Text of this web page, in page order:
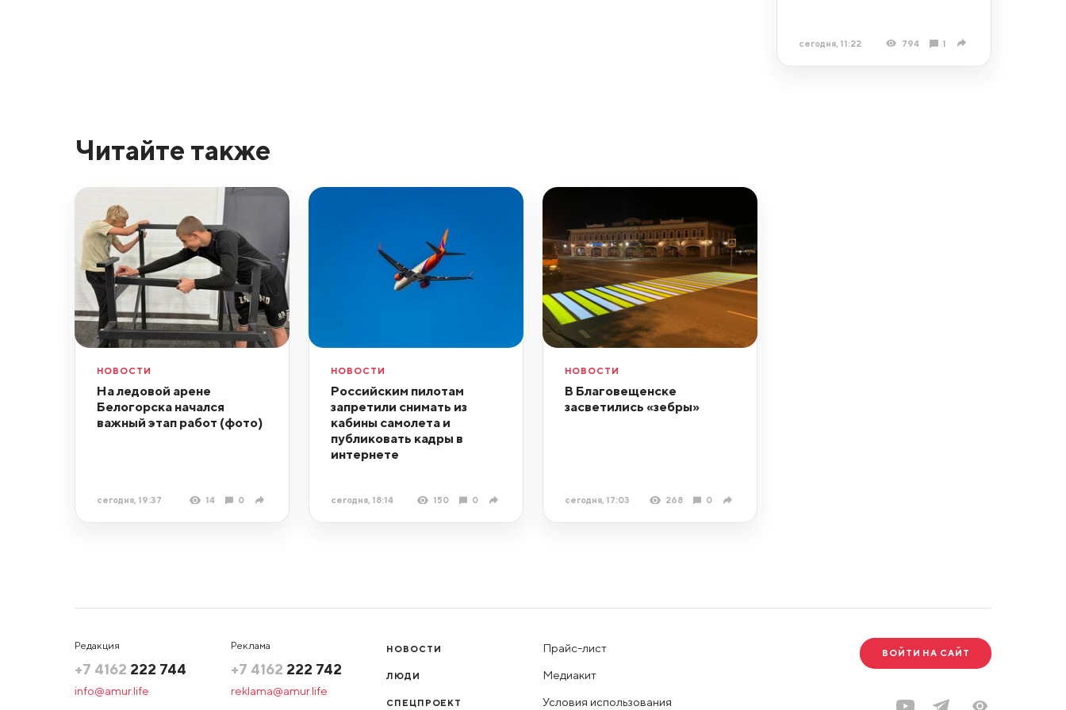
сегодня, 11:22 794 1
Читайте также
НОВОСТИ
На ледовой арене
Белогорска начался
важный этап работ (фото)
сегодня, 19:37 14 0
НОВОСТИ
Российским пилотам
запретили снимать из
кабины самолета и
публиковать кадры в
интернете
сегодня, 18:14 150 0
НОВОСТИ
В Благовещенске
засветились «зебры»
сегодня, 17:03 268 0
Редакция
+7 4162 222 744
info@amur.life
Реклама
+7 4162 222 742
reklama@amur.life
НОВОСТИ
ЛЮДИ
СПЕЦПРОЕКТ
Прайс-лист
Медиакит
Условия использования
ВОЙТИ НА САЙТ